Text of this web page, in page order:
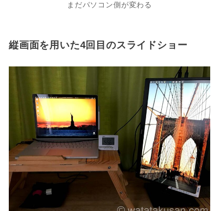
まだパソコン側が変わる
縦画面を用いた4回目のスライドショー